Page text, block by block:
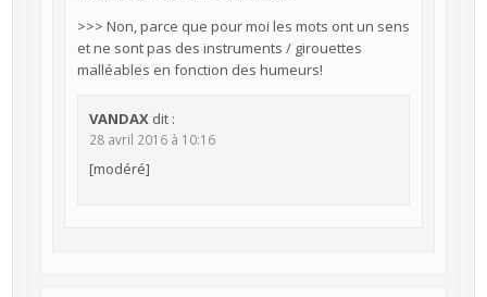
>>> Non, parce que pour moi les mots ont un sens
et ne sont pas des instruments / girouettes
malléables en fonction des humeurs!
VANDAX dit :
28 avril 2016 à 10:16
[modéré]